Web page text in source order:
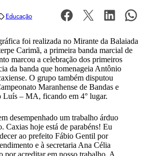
Educação
foi realizada no Mirante da Balaiada
Carimã, a primeira banda marcial de
marcou a celebração dos primeiros
da banda que homenageia Antônio
O grupo também disputou
Maranhense de Bandas e
Luís – MA, ficando em 4° lugar.
desempenhado um trabalho árduo
Caxias hoje está de parabéns! Eu
ao prefeito Fábio Gentil por
e à secretaria Ana Célia
por acreditar em nosso trabalho. A